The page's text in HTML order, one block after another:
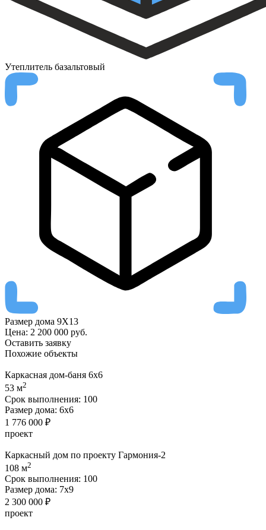
Утеплитель базальтовый
Размер дома 9Х13
Цена: 2 200 000 руб.
Оставить заявку
Похожие объекты
Каркасная дом-баня 6х6
53 м2
Срок выполнения: 100
Размер дома: 6х6
1 776 000 ₽
проект
Каркасный дом по проекту Гармония-2
108 м2
Срок выполнения: 100
Размер дома: 7х9
2 300 000 ₽
проект